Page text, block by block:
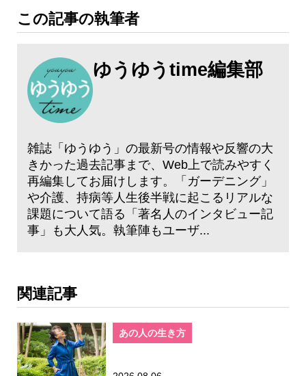
この記事の執筆者
ゆうゆうtime編集部
雑誌「ゆうゆう」の最新号の情報や反響の大
きかった過去記事まで、Web上で読みやすく
再編集してお届けします。「ガーデニング」
や介護、持病等人生後半戦に起こるリアルな
課題について語る「著名人のインタビュー記
事」も大人気。執筆陣もユーザ...
関連記事
あの人の生き方